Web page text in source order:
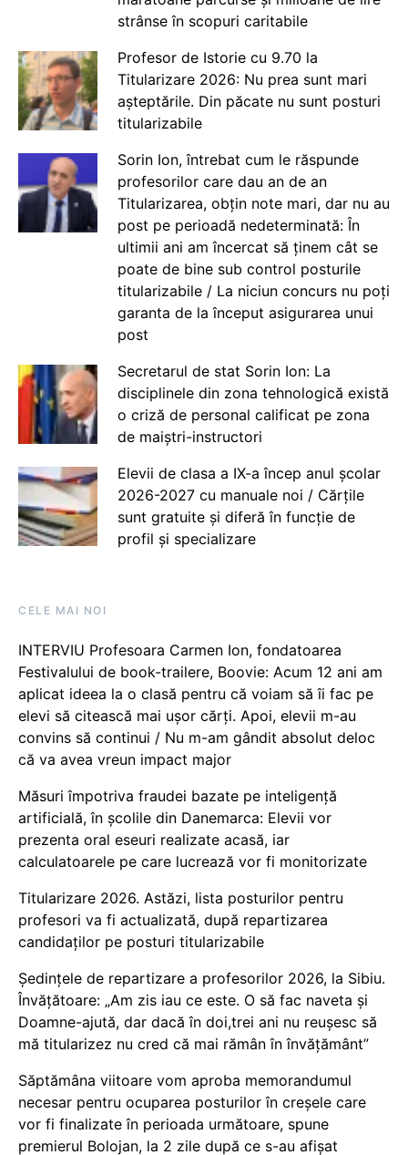
strânse în scopuri caritabile
Profesor de Istorie cu 9.70 la
Titularizare 2026: Nu prea sunt mari
așteptările. Din păcate nu sunt posturi
titularizabile
Sorin Ion, întrebat cum le răspunde
profesorilor care dau an de an
Titularizarea, obțin note mari, dar nu au
post pe perioadă nedeterminată: În
ultimii ani am încercat să ținem cât se
poate de bine sub control posturile
titularizabile / La niciun concurs nu poți
garanta de la început asigurarea unui
post
Secretarul de stat Sorin Ion: La
disciplinele din zona tehnologică există
o criză de personal calificat pe zona
de maiștri-instructori
Elevii de clasa a IX-a încep anul școlar
2026-2027 cu manuale noi / Cărțile
sunt gratuite și diferă în funcție de
profil și specializare
CELE MAI NOI
INTERVIU Profesoara Carmen Ion, fondatoarea
Festivalului de book-trailere, Boovie: Acum 12 ani am
aplicat ideea la o clasă pentru că voiam să îi fac pe
elevi să citească mai ușor cărți. Apoi, elevii m-au
convins să continui / Nu m-am gândit absolut deloc
că va avea vreun impact major
Măsuri împotriva fraudei bazate pe inteligență
artificială, în școlile din Danemarca: Elevii vor
prezenta oral eseuri realizate acasă, iar
calculatoarele pe care lucrează vor fi monitorizate
Titularizare 2026. Astăzi, lista posturilor pentru
profesori va fi actualizată, după repartizarea
candidaților pe posturi titularizabile
Ședințele de repartizare a profesorilor 2026, la Sibiu.
Învățătoare: „Am zis iau ce este. O să fac naveta și
Doamne-ajută, dar dacă în doi,trei ani nu reușesc să
mă titularizez nu cred că mai rămân în învățământ”
Săptămâna viitoare vom aproba memorandumul
necesar pentru ocuparea posturilor în creșele care
vor fi finalizate în perioada următoare, spune
premierul Bolojan, la 2 zile după ce s-au afișat